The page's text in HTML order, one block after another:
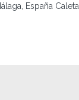
Andres, 10,